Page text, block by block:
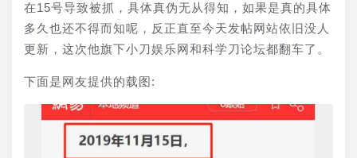
在15号导致被抓，具体真伪无从得知，如果是真的具体
多久也还不得而知呢，反正直至今天发帖网站依旧没人
更新，这次他旗下小刀娱乐网和科学刀论坛都翻车了。
下面是网友提供的载图: